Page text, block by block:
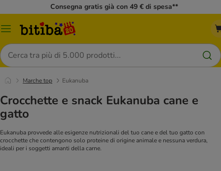
Consegna gratis già con 49 € di spesa**
Overview
Cerca
Marche top Eukanuba
Crocchette e snack Eukanuba cane e
gatto
Eukanuba provvede alle esigenze nutrizionali del tuo cane e del tuo gatto con
crocchette che contengono solo proteine di origine animale e nessuna verdura,
ideali per i soggetti amanti della carne.